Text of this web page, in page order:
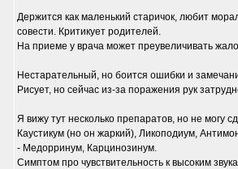
Держится как маленький старичок, любит
совести. Критикует родителей.
На приеме у врача может преувеличивать
Нестарательный, но боится ошибки и
Рисует, но сейчас из-за поражения рук
Я вижу тут несколько препаратов, но не могу
Каустикум (но он жаркий), Ликоподиум,
- Медорринум, Карцинозинум.
Симптом про чувствительность к высоким